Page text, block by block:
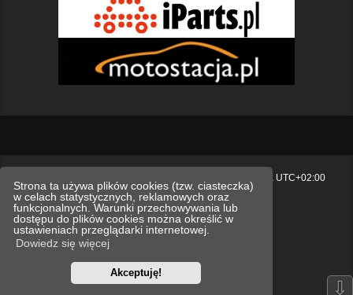
Strona ta używa plików cookies (tzw. ciasteczka)
w celach statystycznych, reklamowych oraz
funkcjonalnych. Warunki przechowywania lub
dostępu do plików cookies można określić w
ustawieniach przeglądarki internetowej.
Dowiedz się więcej
Akceptuję!
Strefa czasowa UTC+02:00
Polityka prywatności.
Technologię dostarczaphpBB® Forum Software © phpBB Limited
Polski pakiet językowy dostarczaphpBB.pl
we_universal created by INVENTEA & v12mike
phpBB SEO ⇩